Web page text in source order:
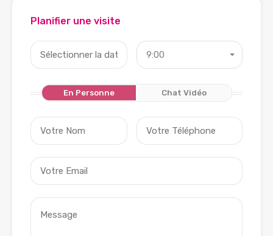
Planifier une visite
9:00
En Personne Chat Vidéo